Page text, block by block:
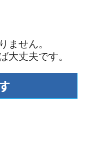
ません。
大丈夫です。